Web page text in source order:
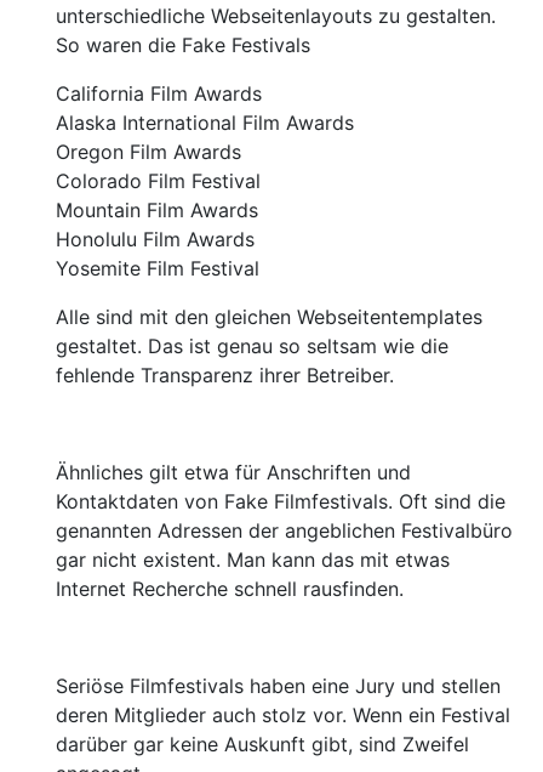
unterschiedliche Webseitenlayouts zu gestalten.
So waren die Fake Festivals
California Film Awards
Alaska International Film Awards
Oregon Film Awards
Colorado Film Festival
Mountain Film Awards
Honolulu Film Awards
Yosemite Film Festival
Alle sind mit den gleichen Webseitentemplates
gestaltet. Das ist genau so seltsam wie die
fehlende Transparenz ihrer Betreiber.
Ähnliches gilt etwa für Anschriften und
Kontaktdaten von Fake Filmfestivals. Oft sind die
genannten Adressen der angeblichen Festivalbüro
gar nicht existent. Man kann das mit etwas
Internet Recherche schnell rausfinden.
Seriöse Filmfestivals haben eine Jury und stellen
deren Mitglieder auch stolz vor. Wenn ein Festival
darüber gar keine Auskunft gibt, sind Zweifel